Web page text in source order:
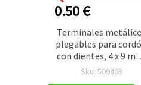
0.50 €
Terminales
plegables para
con dientes, 4 x 9
color cobre antiguo -
Sku: 500403